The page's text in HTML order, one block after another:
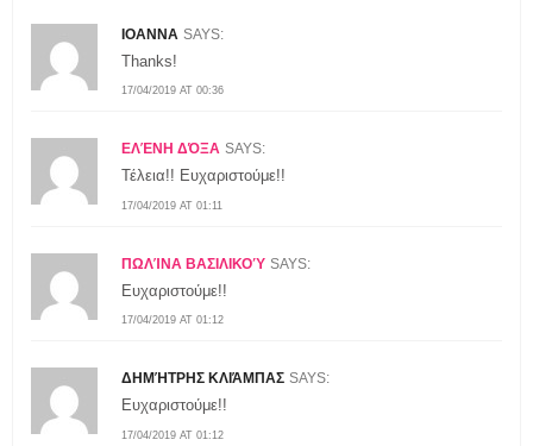
IOANNA SAYS:
17/04/2019 AT 00:36
Thanks!
ΕΛΈΝΗ ΔΌΞΑ SAYS:
17/04/2019 AT 01:11
Τέλεια!! Ευχαριστούμε!!
ΠΩΛΊΝΑ ΒΑΣΙΛΙΚΟΎ SAYS:
17/04/2019 AT 01:12
Ευχαριστούμε!!
ΔΗΜΉΤΡΗΣ ΚΛΙΆΜΠΑΣ SAYS:
17/04/2019 AT 01:12
Ευχαριστούμε!!